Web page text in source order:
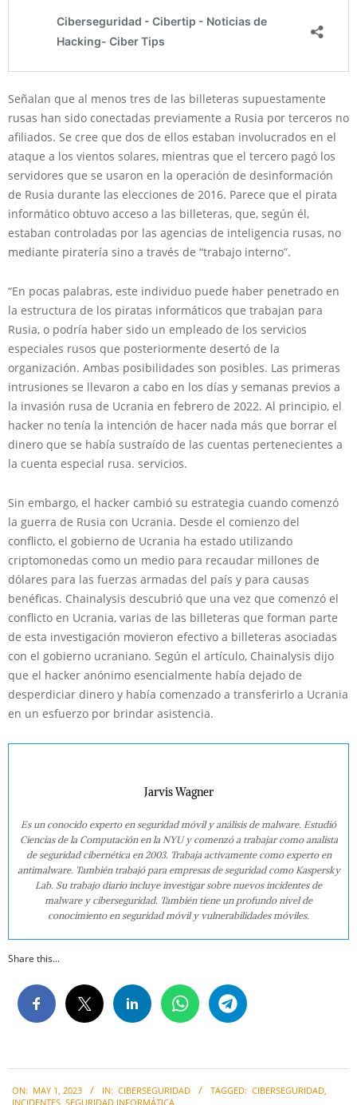
Señalan que al menos tres de las billeteras supuestamente
rusas han sido conectadas previamente a Rusia por terceros no
afiliados. Se cree que dos de ellos estaban involucrados en el
ataque a los vientos solares, mientras que el tercero pagó los
servidores que se usaron en la operación de desinformación
de Rusia durante las elecciones de 2016. Parece que el pirata
informático obtuvo acceso a las billeteras, que, según él,
estaban controladas por las agencias de inteligencia rusas, no
mediante piratería sino a través de “trabajo interno”.
“En pocas palabras, este individuo puede haber penetrado en
la estructura de los piratas informáticos que trabajan para
Rusia, o podría haber sido un empleado de los servicios
especiales rusos que posteriormente desertó de la
organización. Ambas posibilidades son posibles. Las primeras
intrusiones se llevaron a cabo en los días y semanas previos a
la invasión rusa de Ucrania en febrero de 2022. Al principio, el
hacker no tenía la intención de hacer nada más que borrar el
dinero que se había sustraído de las cuentas pertenecientes a
la cuenta especial rusa. servicios.
Sin embargo, el hacker cambió su estrategia cuando comenzó
la guerra de Rusia con Ucrania. Desde el comienzo del
conflicto, el gobierno de Ucrania ha estado utilizando
criptomonedas como un medio para recaudar millones de
dólares para las fuerzas armadas del país y para causas
benéficas. Chainalysis descubrió que una vez que comenzó el
conflicto en Ucrania, varias de las billeteras que forman parte
de esta investigación movieron efectivo a billeteras asociadas
con el gobierno ucraniano. Según el artículo, Chainalysis dijo
que el hacker anónimo esencialmente había dejado de
desperdiciar dinero y había comenzado a transferirlo a Ucrania
en un esfuerzo por brindar asistencia.
Jarvis Wagner
Es un conocido experto en seguridad móvil y análisis de malware. Estudió
Ciencias de la Computación en la NYU y comenzó a trabajar como analista
de seguridad cibernética en 2003. Trabaja activamente como experto en
antimalware. También trabajó para empresas de seguridad como Kaspersky
Lab. Su trabajo diario incluye investigar sobre nuevos incidentes de
malware y ciberseguridad. También tiene un profundo nivel de
conocimiento en seguridad móvil y vulnerabilidades móviles.
Share this...
05-
ON: MAY 1, 2023 IN: CIBERSEGURIDAD TAGGED: CIBERSEGURIDAD,
INCIDENTES SEGURIDAD INFORMÁTICA